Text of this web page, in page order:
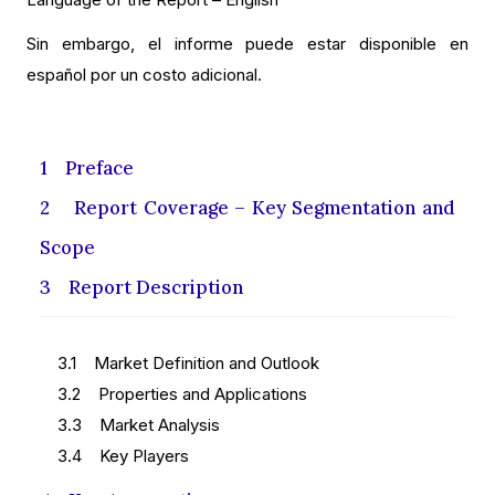
Sin embargo, el informe puede estar disponible en
español por un costo adicional.
1 Preface
2 Report Coverage – Key Segmentation and
Scope
3 Report Description
3.1 Market Definition and Outlook
3.2 Properties and Applications
3.3 Market Analysis
3.4 Key Players